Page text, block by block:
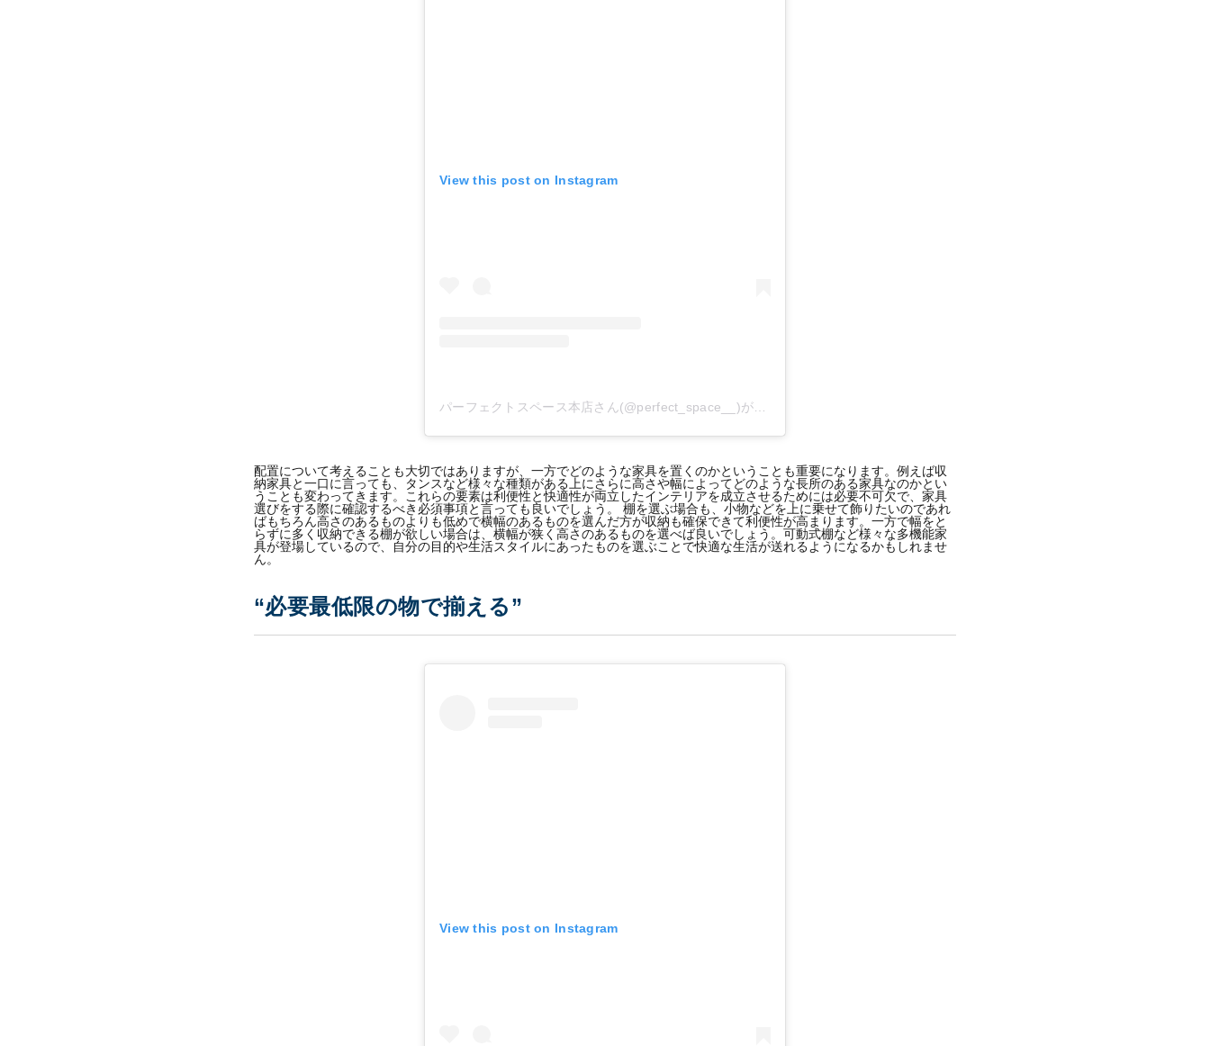
View this post on Instagram
パーフェクトスペース本店さん(@perfect_space__)がシェアした投稿
配置について考えることも大切ではありますが、一方でどのような家具を置くのかということも重要になります。例えば収
納家具と一口に言っても、タンスなど様々な種類がある上にさらに高さや幅によってどのような長所のある家具なのかとい
うことも変わってきます。これらの要素は利便性と快適性が両立したインテリアを成立させるためには必要不可欠で、家具
選びをする際に確認するべき必須事項と言っても良いでしょう。 棚を選ぶ場合も、小物などを上に乗せて飾りたいのであれ
ばもちろん高さのあるものよりも低めで横幅のあるものを選んだ方が収納も確保できて利便性が高まります。一方で幅をと
らずに多く収納できる棚が欲しい場合は、横幅が狭く高さのあるものを選べば良いでしょう。可動式棚など様々な多機能家
具が登場しているので、自分の目的や生活スタイルにあったものを選ぶことで快適な生活が送れるようになるかもしれませ
ん。
“必要最低限の物で揃える”
View this post on Instagram